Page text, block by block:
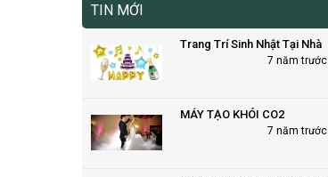
TIN MỚI
Trang Trí Sinh Nhật Tại Nhà
7 năm trước
MÁY TẠO KHÓI CO2
7 năm trước